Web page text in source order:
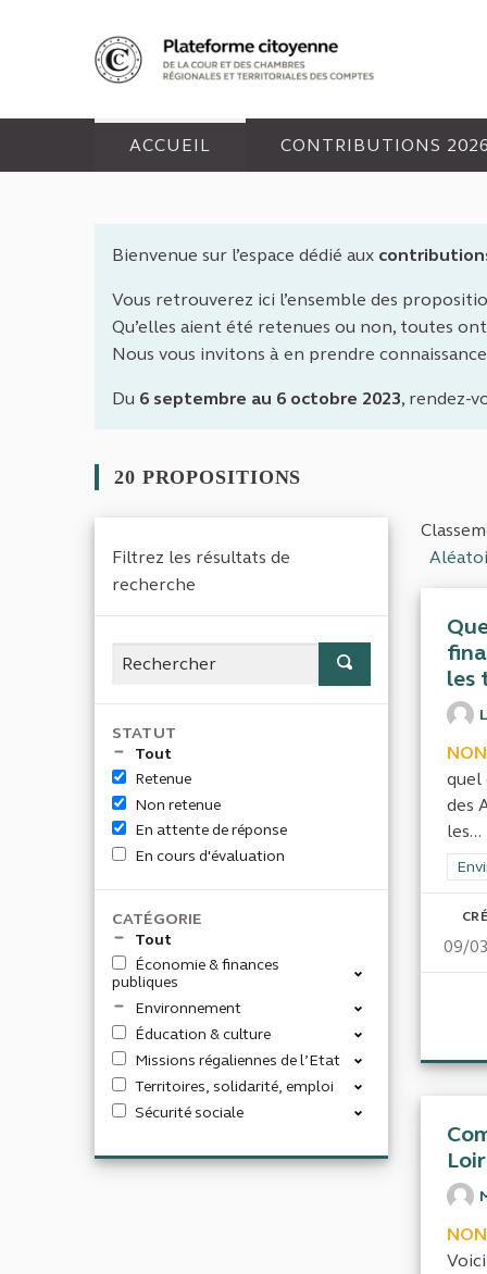
ACCUEIL CONTRIBUTIONS 2026
Bienvenue sur l’espace dédié aux
Vous retrouverez ici l’ensemble des
Qu’elles aient été retenues ou non, toutes
Nous vous invitons à en prendre
Du 6 septembre au 6 octobre 2023, rendez-
20 PROPOSITIONS
Filtrez les résultats de
recherche
STATUT
Tout
Retenue
Non retenue
En attente de réponse
En cours d'évaluation
CATÉGORIE
Tout
Économie & finances
publiques
Environnement
Éducation & culture
Missions régaliennes de l’Etat
Territoires, solidarité, emploi
Sécurité sociale
les
quel
des
les...
09/